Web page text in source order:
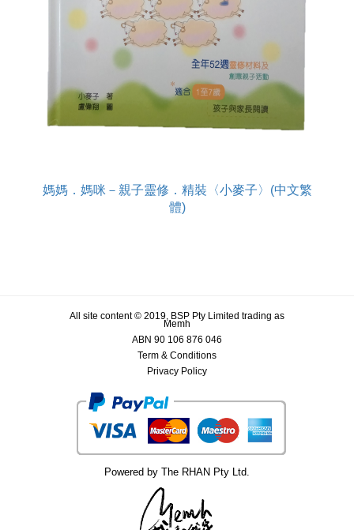
媽媽．媽咪－親子靈修．精裝〈小麥子〉(中文繁
體)
All site content © 2019, BSP Pty Limited trading as
Memh
ABN 90 106 876 046
Term & Conditions
Privacy Policy
Powered by The RHAN Pty Ltd.